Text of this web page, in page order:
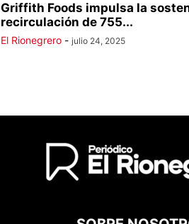
Griffith Foods impulsa la
recirculación de 755...
El Rionegrero - julio 24, 2025